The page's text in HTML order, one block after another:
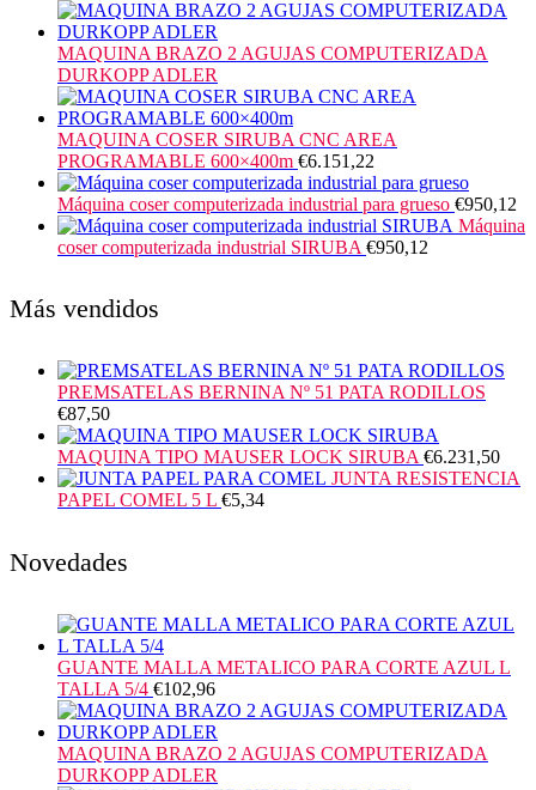
MAQUINA BRAZO 2 AGUJAS COMPUTERIZADA
DURKOPP ADLER
MAQUINA COSER SIRUBA CNC AREA
PROGRAMABLE 600×400m €6.151,22
Máquina coser computerizada industrial para grueso €950,12
Máquina
coser computerizada industrial SIRUBA €950,12
Más vendidos
PREMSATELAS BERNINA Nº 51 PATA RODILLOS
€87,50
MAQUINA TIPO MAUSER LOCK SIRUBA €6.231,50
JUNTA RESISTENCIA
PAPEL COMEL 5 L €5,34
Novedades
GUANTE MALLA METALICO PARA CORTE AZUL L
TALLA 5/4 €102,96
MAQUINA BRAZO 2 AGUJAS COMPUTERIZADA
DURKOPP ADLER